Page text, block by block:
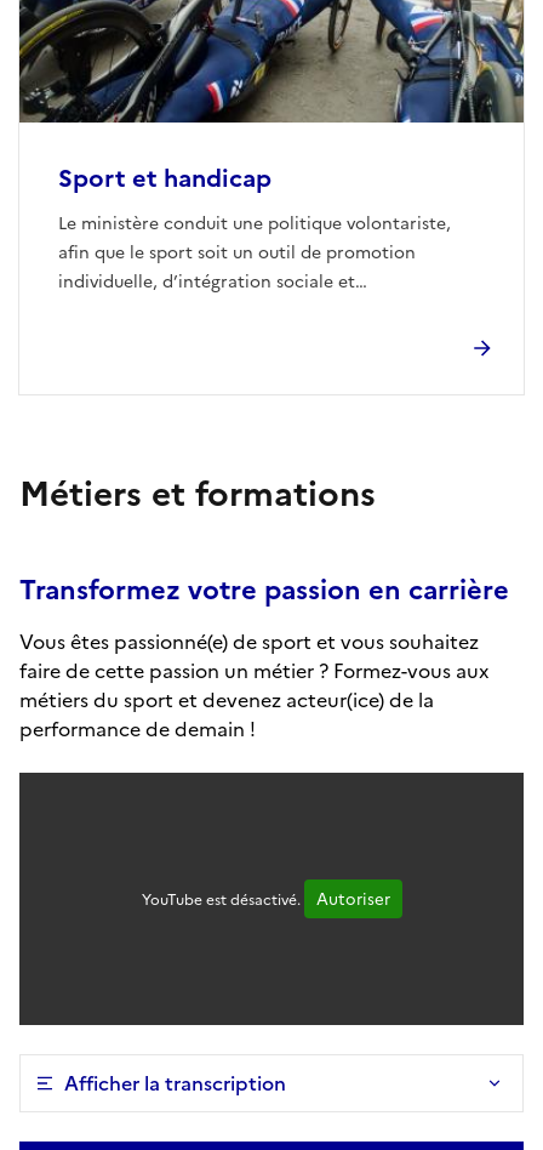
Sport et handicap
Le ministère conduit une politique volontariste,
afin que le sport soit un outil de promotion
individuelle, d’intégration sociale et
Métiers et formations
Transformez votre passion en carrière
Vous êtes passionné(e) de sport et vous souhaitez
faire de cette passion un métier ? Formez-vous aux
métiers du sport et devenez acteur(ice) de la
performance de demain !
YouTube est désactivé. Autoriser
Afficher la transcription